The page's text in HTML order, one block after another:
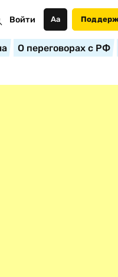
Войти Аа
О переговорах с РФ